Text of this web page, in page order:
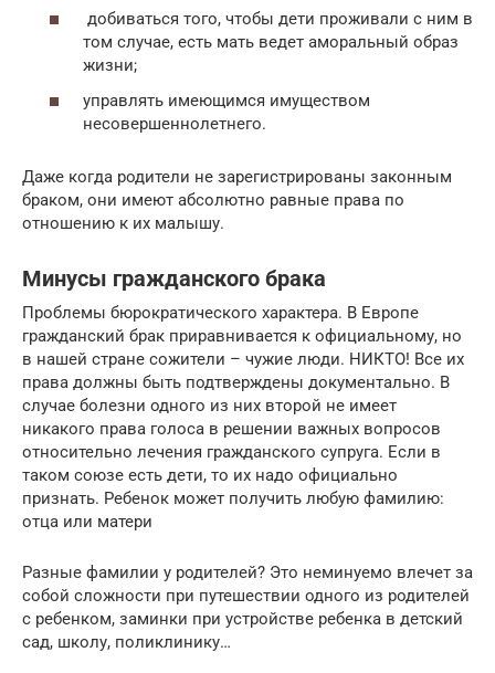
добиваться того, чтобы дети проживали с ним в
том случае, есть мать ведет аморальный образ
жизни;
управлять имеющимся имуществом
несовершеннолетнего.
Даже когда родители не зарегистрированы законным
браком, они имеют абсолютно равные права по
отношению к их малышу.
Минусы гражданского брака
Проблемы бюрократического характера. В Европе
гражданский брак приравнивается к официальному, но
в нашей стране сожители – чужие люди. НИКТО! Все их
права должны быть подтверждены документально. В
случае болезни одного из них второй не имеет
никакого права голоса в решении важных вопросов
относительно лечения гражданского супруга. Если в
таком союзе есть дети, то их надо официально
признать. Ребенок может получить любую фамилию:
отца или матери
Разные фамилии у родителей? Это неминуемо влечет за
собой сложности при путешествии одного из родителей
с ребенком, заминки при устройстве ребенка в детский
сад, школу, поликлинику…